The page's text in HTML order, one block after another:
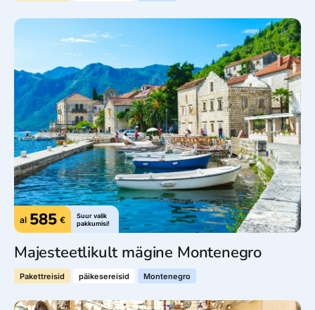
al 585 €
Suur valik
pakkumisi!
Majesteetlikult mägine Montenegro
Pakettreisid päikesereisid Montenegro